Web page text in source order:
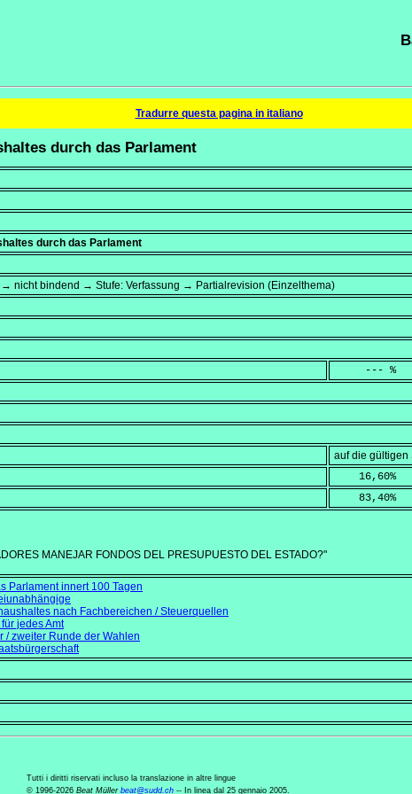
Tradurre questa pagina in italiano
durch das Parlament
durch das Parlament
nicht bindend → Stufe: Verfassung → Partialrevision (Einzelthema)
     --- %
auf die gültigen
    16,60
%
    83,40
%
MANEJAR FONDOS DEL PRESUPUESTO DEL ESTADO?"
Parlament innert 100 Tagen
nach Fachbereichen / Steuerquellen
jedes Amt
/ zweiter Runde der Wahlen
Tutti i diritti riservati incluso la translazione in altre lingue
© 1996-2026 Beat Müller beat@sudd.ch -- In linea dal 25 gennaio 2005.